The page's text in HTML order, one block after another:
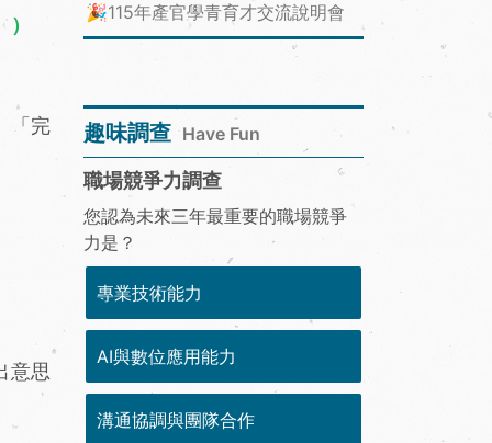
「完
意思
🎉115年產官學青育才交流說明會
趣味調查 Have Fun
職場競爭力調查
您認為未來三年最重要的職場競爭
力是？
專業技術能力
AI與數位應用能力
溝通協調與團隊合作